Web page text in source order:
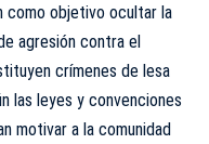
como objetivo ocultar la
agresión contra el
crímenes de lesa
las leyes y convenciones
motivar a la comunidad